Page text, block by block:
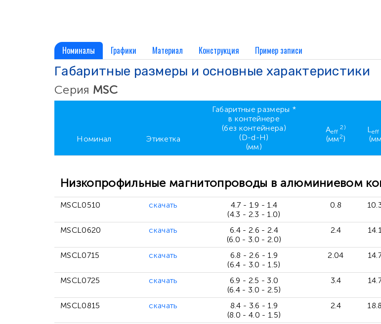
Номиналы Графики Материал Конструкция Пример записи
Габаритные размеры и основные характеристики
Серия MSC
Номинал Этикетка
Габаритные размеры *
в контейнере
(без контейнера)
(D-d-H)
(мм)
Aeff
2)
(мм2)
Leff
Низкопрофильные магнитопроводы в алюминиевом
MSCL0510 скачать
4.7 - 1.9 - 1.4
(4.3 - 2.3 - 1.0)
0.8
MSCL0620 скачать
6.4 - 2.6 - 2.4
(6.0 - 3.0 - 2.0)
2.4
MSCL0715 скачать
6.8 - 2.6 - 1.9
(6.4 - 3.0 - 1.5)
2.04
MSCL0725 скачать
6.9 - 2.5 - 3.0
(6.4 - 3.0 - 2.5)
3.4
MSCL0815 скачать
8.4 - 3.6 - 1.9
(8.0 - 4.0 - 1.5)
2.4